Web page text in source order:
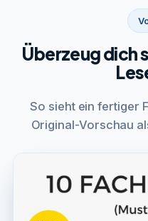
Überzeug dich
So sieht ein fertiger
Original-Vorschau